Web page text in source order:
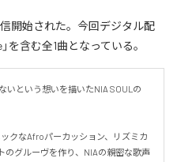
信開始された。今回デジタル配
を含む全1曲となっている。
いという想いを描いたNIA SOULの
クなAfroパーカッション、リズミカ
のグルーヴを作り、NIAの親密な歌声